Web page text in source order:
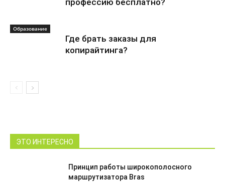
профессию бесплатно?
Образование
Где брать заказы для
копирайтинга?
ЭТО ИНТЕРЕСНО
Принцип работы широкополосного
маршрутизатора Bras